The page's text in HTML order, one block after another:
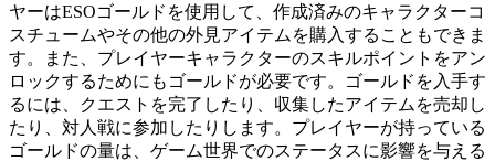
ヤーはESOゴールドを使用して、作成済みのキャラクターコ
スチュームやその他の外見アイテムを購入することもできま
す。また、プレイヤーキャラクターのスキルポイントをアン
ロックするためにもゴールドが必要です。ゴールドを入手す
るには、クエストを完了したり、収集したアイテムを売却し
たり、対人戦に参加したりします。プレイヤーが持っている
ゴールドの量は、ゲーム世界でのステータスに影響を与える